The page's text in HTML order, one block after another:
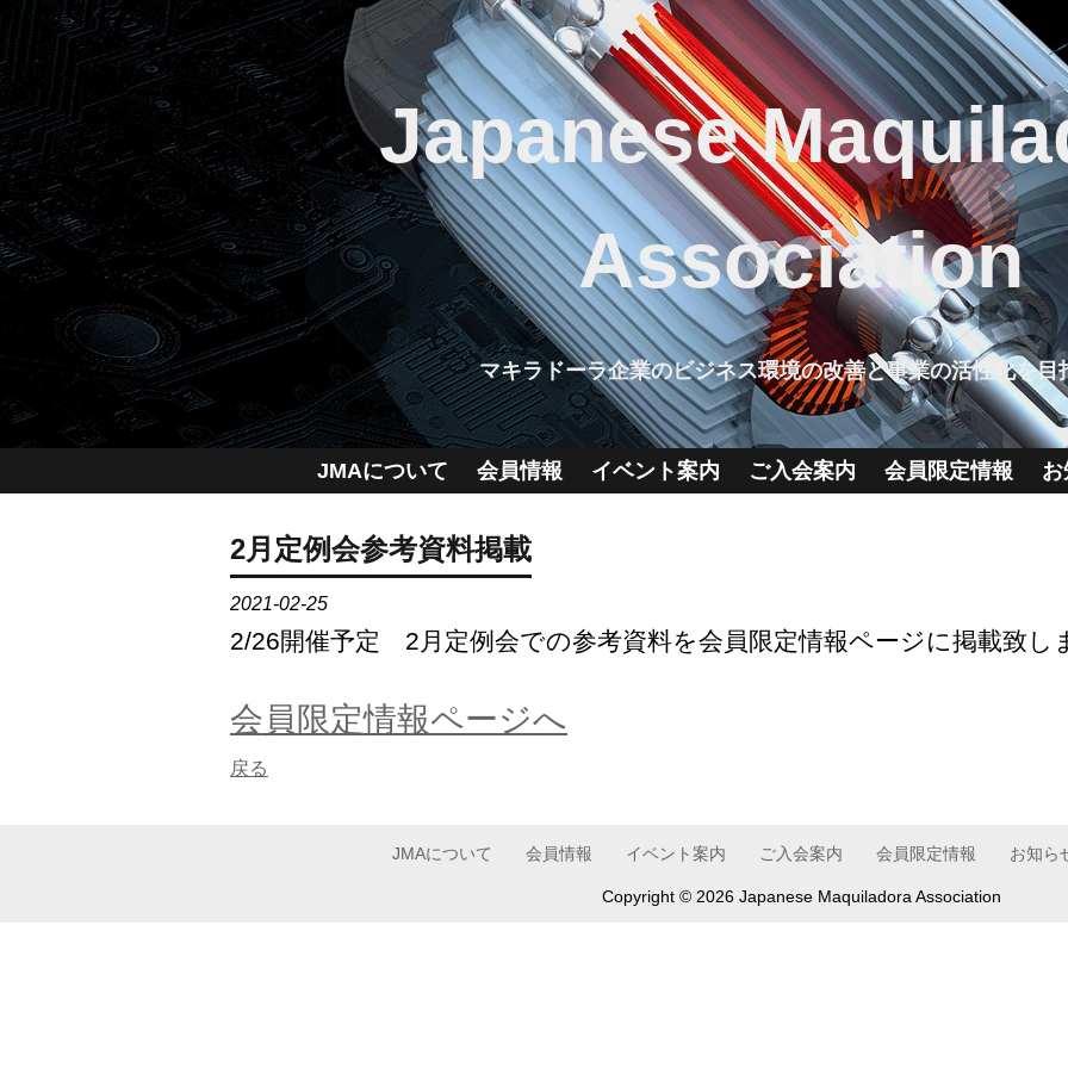
Japanese
Association
マキラドーラ企業のビジネス環境の改善と事業の活性化を目
JMAについて 会員情報 イベント案内 ご入会案内 会員限定情報
2月定例会参考資料掲載
2021-02-25
2/26開催予定 2月定例会での参考資料を会員限定情報ページに掲載致し
会員限定情報ページへ
戻る
JMAについて 会員情報 イベント案内 ご入会案内 会員限定情報 お知ら
Copyright © 2026 Japanese Maquiladora Association